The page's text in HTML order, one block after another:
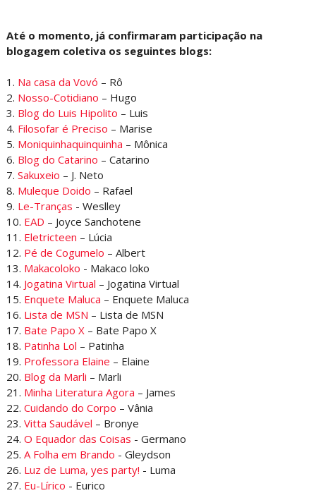
Até o momento, já confirmaram participação na
blogagem coletiva os seguintes blogs:
1. Na casa da Vovó – Rô
2. Nosso-Cotidiano – Hugo
3. Blog do Luis Hipolito – Luis
4. Filosofar é Preciso – Marise
5. Moniquinhaquinquinha – Mônica
6. Blog do Catarino – Catarino
7. Sakuxeio – J. Neto
8. Muleque Doido – Rafael
9. Le-Tranças - Weslley
10. EAD – Joyce Sanchotene
11. Eletricteen – Lúcia
12. Pé de Cogumelo – Albert
13. Makacoloko - Makaco loko
14. Jogatina Virtual – Jogatina Virtual
15. Enquete Maluca – Enquete Maluca
16. Lista de MSN – Lista de MSN
17. Bate Papo X– Bate Papo X
18. Patinha Lol – Patinha
19. Professora Elaine – Elaine
20. Blog da Marli – Marli
21. Minha Literatura Agora – James
22. Cuidando do Corpo – Vânia
23. Vitta Saudável – Bronye
24. O Equador das Coisas - Germano
25. A Folha em Brando - Gleydson
26. Luz de Luma, yes party! - Luma
27. Eu-Lírico - Eurico